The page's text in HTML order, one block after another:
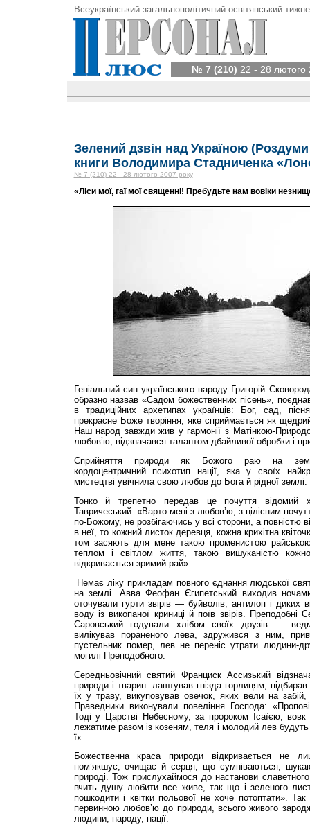
Всеукраїнський загальнополітичний освітянський
№ 7 (210) 22 - 28 лютого
Зелений дзвін над Україною
книги Володимира Стадниченка
№ 7 (210) 22 - 28 лютого 2007 року
«Ліси мої, гаї мої священні! Пребудьте нам вовіки
Геніальний син українського народу Григорій
образно назвав «Садом божественних пісень»,
в традиційних архетипах українців: Бог, сад,
прекрасне Боже творіння, яке сприймається як
Наш народ завжди жив у гармонії з Матінкою-
любов’ю, відзначався талантом дбайливої обробки і
Сприйняття природи як Божого раю на
кордоцентричний психотип нації, яка у своїх
мистецтві увічнила свою любов до Бога й рідної землі.
Тонко й трепетно передав це почуття відомий
Тавричеський: «Варто мені з любов’ю, з цілісним
по-Божому, не розбігаючись у всі сторони, а повністю
в неї, то кожний листок деревця, кожна крихітна
том засяють для мене такою променистою
теплом і світлом життя, такою вишуканістю
відкривається зримий рай»…
Немає ліку прикладам повного єднання людської
на землі. Авва Феофан Єгипетський виходив
оточували гурти звірів — буйволів, антилоп і диких
воду із викопаної криниці й поїв звірів. Преподобні
Саровський годували хлібом своїх друзів —
вилікував пораненого лева, здружився з ним,
пустельник помер, лев не переніс утрати людини-
могилі Преподобного.
Середньовічний святий Франциск Ассизький
природи і тварин: лаштував гнізда горлицям, підбирав
їх у траву, викуповував овечок, яких вели на
Праведники виконували повеління Господа:
Тоді у Царстві Небесному, за пророком Ісаїєю,
лежатиме разом із козеням, теля і молодий лев
їх.
Божественна краса природи відкривається не
пом’якшує, очищає й серця, що сумніваються,
природі. Тож прислухаймося до настанови
вчить душу любити все живе, так що і зеленого
пошкодити і квітки польової не хоче потоптати».
первинною любов’ю до природи, всього живого
людини, народу, нації.